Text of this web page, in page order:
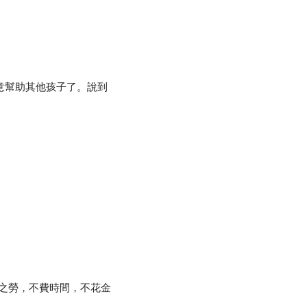
助其他孩子了。說到
勞，不費時間，不花金